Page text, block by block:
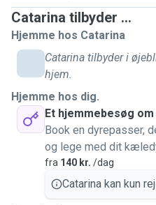
Catarina tilbyder ...
Hjemme hos Catarina
Catarina tilbyder i
hjem.
Hjemme hos dig.
Et hjemmebesøg
Book en dyrepasser,
og lege med dit
fra 140 kr. /dag
Catarina kan kun